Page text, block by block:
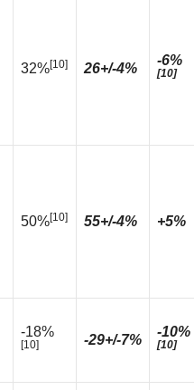
32%[10] 26+/-4%
-6%
[10]
50%[10] 55+/-4% +5%
-18%
[10] -29+/-7%
-10%
[10]